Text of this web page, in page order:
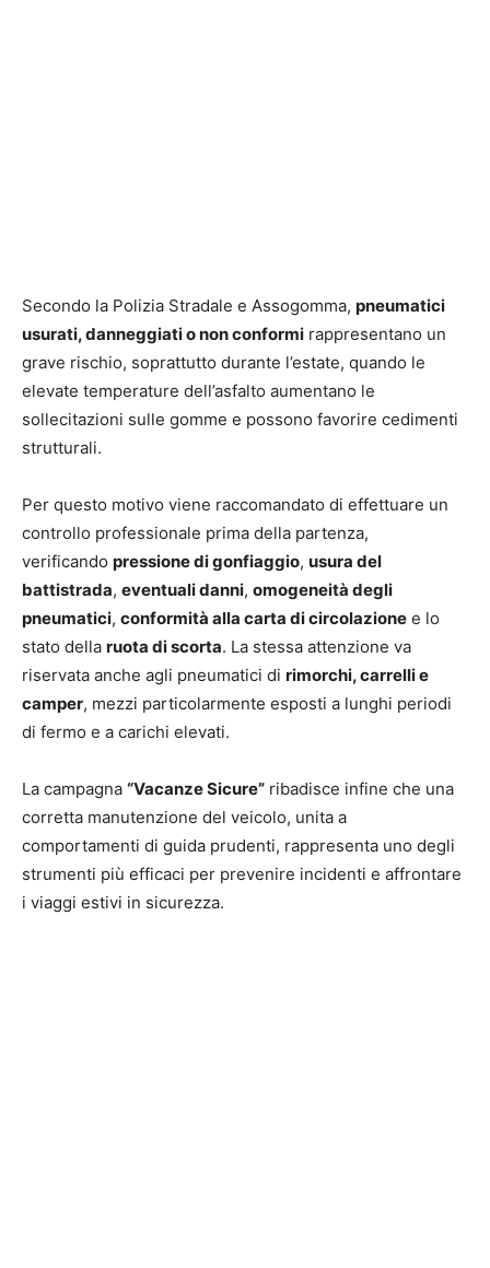
Secondo la Polizia Stradale e Assogomma, pneumatici
usurati, danneggiati o non conformi rappresentano un
grave rischio, soprattutto durante l’estate, quando le
elevate temperature dell’asfalto aumentano le
sollecitazioni sulle gomme e possono favorire cedimenti
strutturali.
Per questo motivo viene raccomandato di effettuare un
controllo professionale prima della partenza,
verificando pressione di gonfiaggio, usura del
battistrada, eventuali danni, omogeneità degli
pneumatici, conformità alla carta di circolazione e lo
stato della ruota di scorta. La stessa attenzione va
riservata anche agli pneumatici di rimorchi, carrelli e
camper, mezzi particolarmente esposti a lunghi periodi
di fermo e a carichi elevati.
La campagna “Vacanze Sicure” ribadisce infine che una
corretta manutenzione del veicolo, unita a
comportamenti di guida prudenti, rappresenta uno degli
strumenti più efficaci per prevenire incidenti e affrontare
i viaggi estivi in sicurezza.